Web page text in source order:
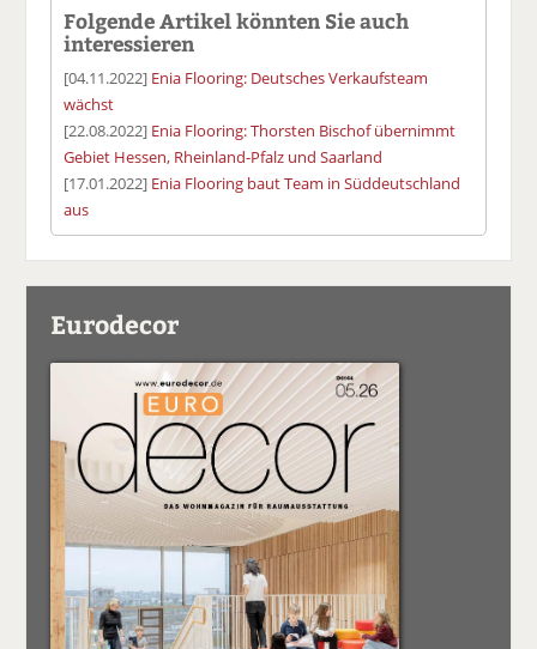
Folgende Artikel könnten Sie auch
interessieren
[04.11.2022] Enia Flooring: Deutsches Verkaufsteam
wächst
[22.08.2022] Enia Flooring: Thorsten Bischof übernimmt
Gebiet Hessen, Rheinland-Pfalz und Saarland
[17.01.2022] Enia Flooring baut Team in Süddeutschland
aus
Eurodecor